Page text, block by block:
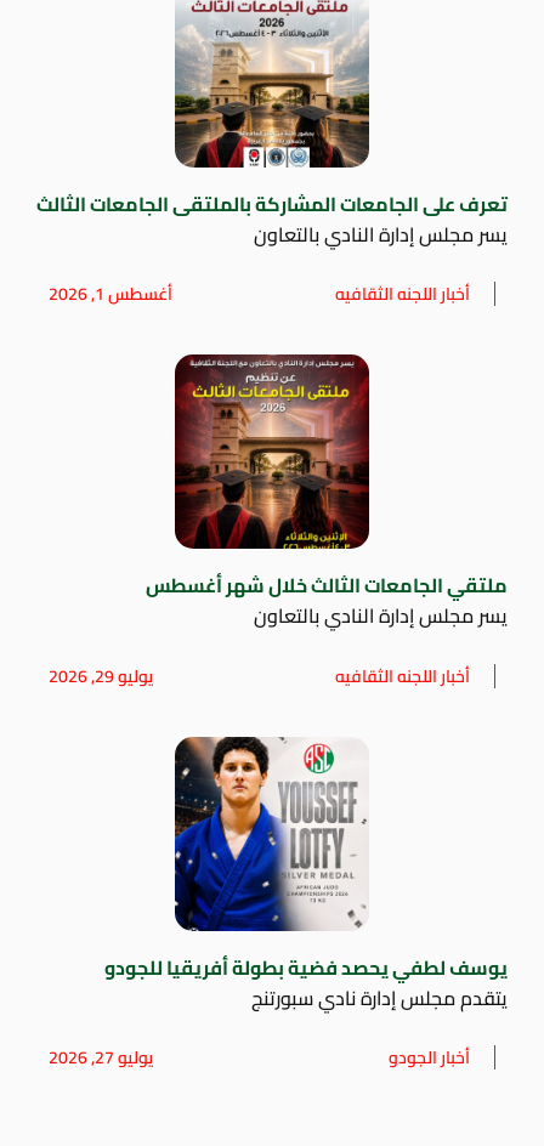
تعرف على الجامعات المشاركة بالملتقى الجامعات الثالث
يسر مجلس إدارة النادي بالتعاون
أخبار اللجنه الثقافيه أغسطس 1, 2026
ملتقي الجامعات الثالث خلال شهر أغسطس
يسر مجلس إدارة النادي بالتعاون
أخبار اللجنه الثقافيه يوليو 29, 2026
يوسف لطفي يحصد فضية بطولة أفريقيا للجودو
يتقدم مجلس إدارة نادي سبورتنج
أخبار الجودو يوليو 27, 2026